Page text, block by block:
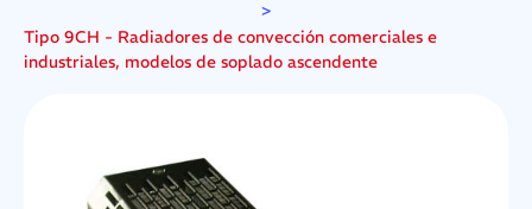
>
Tipo 9CH - Radiadores de convección comerciales e
industriales, modelos de soplado ascendente